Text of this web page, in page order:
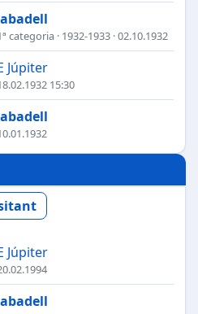
categoria · 1932-1933 · 02.10.1932
Júpiter
15:30
Júpiter